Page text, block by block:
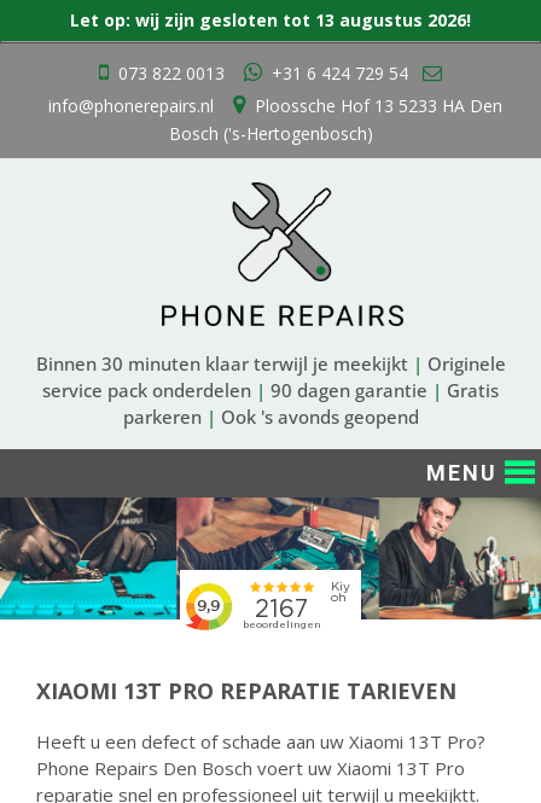
073 822 0013
+31 6 424 729 54
info@phonerepairs.nl
Ploossche Hof 13 5233 HA Den
Bosch ('s-Hertogenbosch)
Binnen 30 minuten klaar terwijl je meekijkt | Originele
service pack onderdelen | 90 dagen garantie | Gratis
parkeren| Ook 's avonds geopend
XIAOMI 13T PRO REPARATIE TARIEVEN
Heeft u een defect of schade aan uw Xiaomi 13T Pro?
Phone Repairs Den Bosch voert uw Xiaomi 13T Pro
reparatie snel en professioneel uit terwijl u meekijktt.
Let op: wij zijn gesloten tot 13 augustus 2026!